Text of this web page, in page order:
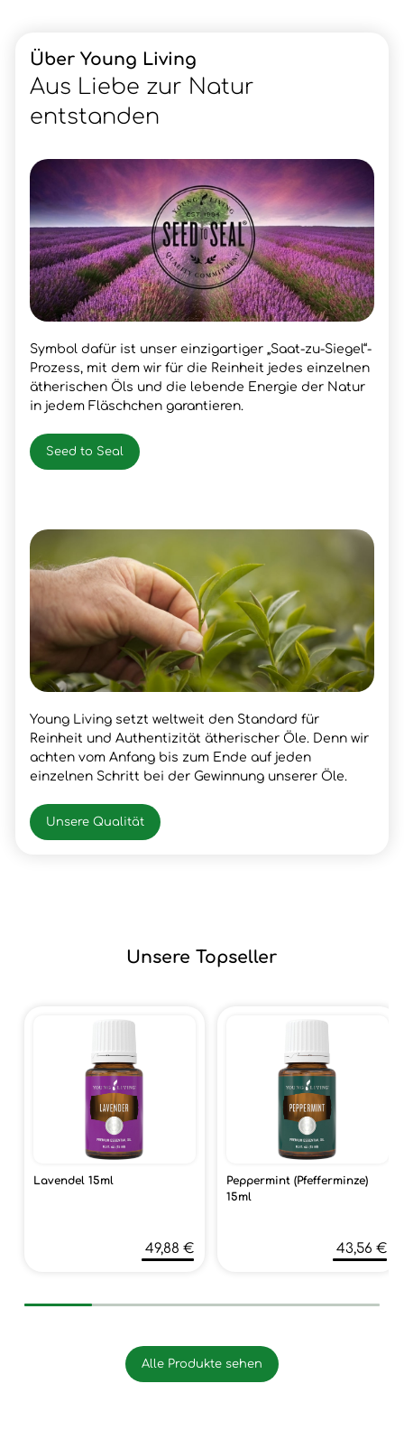
Über Young Living
Aus Liebe zur Natur
entstanden
Symbol dafür ist unser einzigartiger „Saat-zu-Siegel“-
Prozess, mit dem wir für die Reinheit jedes einzelnen
ätherischen Öls und die lebende Energie der Natur
in jedem Fläschchen garantieren.
Seed to Seal
Young Living setzt weltweit den Standard für
Reinheit und Authentizität ätherischer Öle. Denn wir
achten vom Anfang bis zum Ende auf jeden
einzelnen Schritt bei der Gewinnung unserer Öle.
Unsere Qualität
Unsere Topseller
Lavendel 15ml
49,88 €
Peppermint (Pfefferminze)
15ml
43,56 €
Alle Produkte sehen